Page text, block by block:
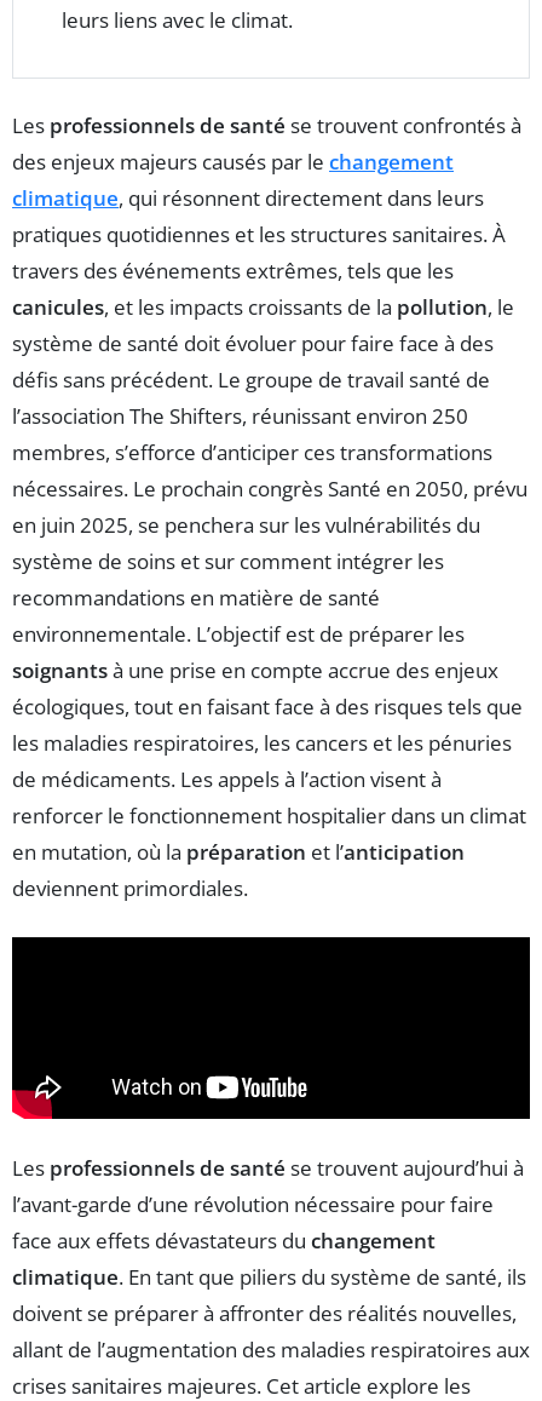
leurs liens avec le climat.
Les professionnels de santé se trouvent confrontés à
des enjeux majeurs causés par le changement
climatique, qui résonnent directement dans leurs
pratiques quotidiennes et les structures sanitaires. À
travers des événements extrêmes, tels que les
canicules, et les impacts croissants de la pollution, le
système de santé doit évoluer pour faire face à des
défis sans précédent. Le groupe de travail santé de
l’association The Shifters, réunissant environ 250
membres, s’efforce d’anticiper ces transformations
nécessaires. Le prochain congrès Santé en 2050, prévu
en juin 2025, se penchera sur les vulnérabilités du
système de soins et sur comment intégrer les
recommandations en matière de santé
environnementale. L’objectif est de préparer les
soignantsà une prise en compte accrue des enjeux
écologiques, tout en faisant face à des risques tels que
les maladies respiratoires, les cancers et les pénuries
de médicaments. Les appels à l’action visent à
renforcer le fonctionnement hospitalier dans un climat
en mutation, où la préparation et l’anticipation
deviennent primordiales.
Les professionnels de santé se trouvent aujourd’hui à
l’avant-garde d’une révolution nécessaire pour faire
face aux effets dévastateurs du changement
climatique. En tant que piliers du système de santé, ils
doivent se préparer à affronter des réalités nouvelles,
allant de l’augmentation des maladies respiratoires aux
crises sanitaires majeures. Cet article explore les